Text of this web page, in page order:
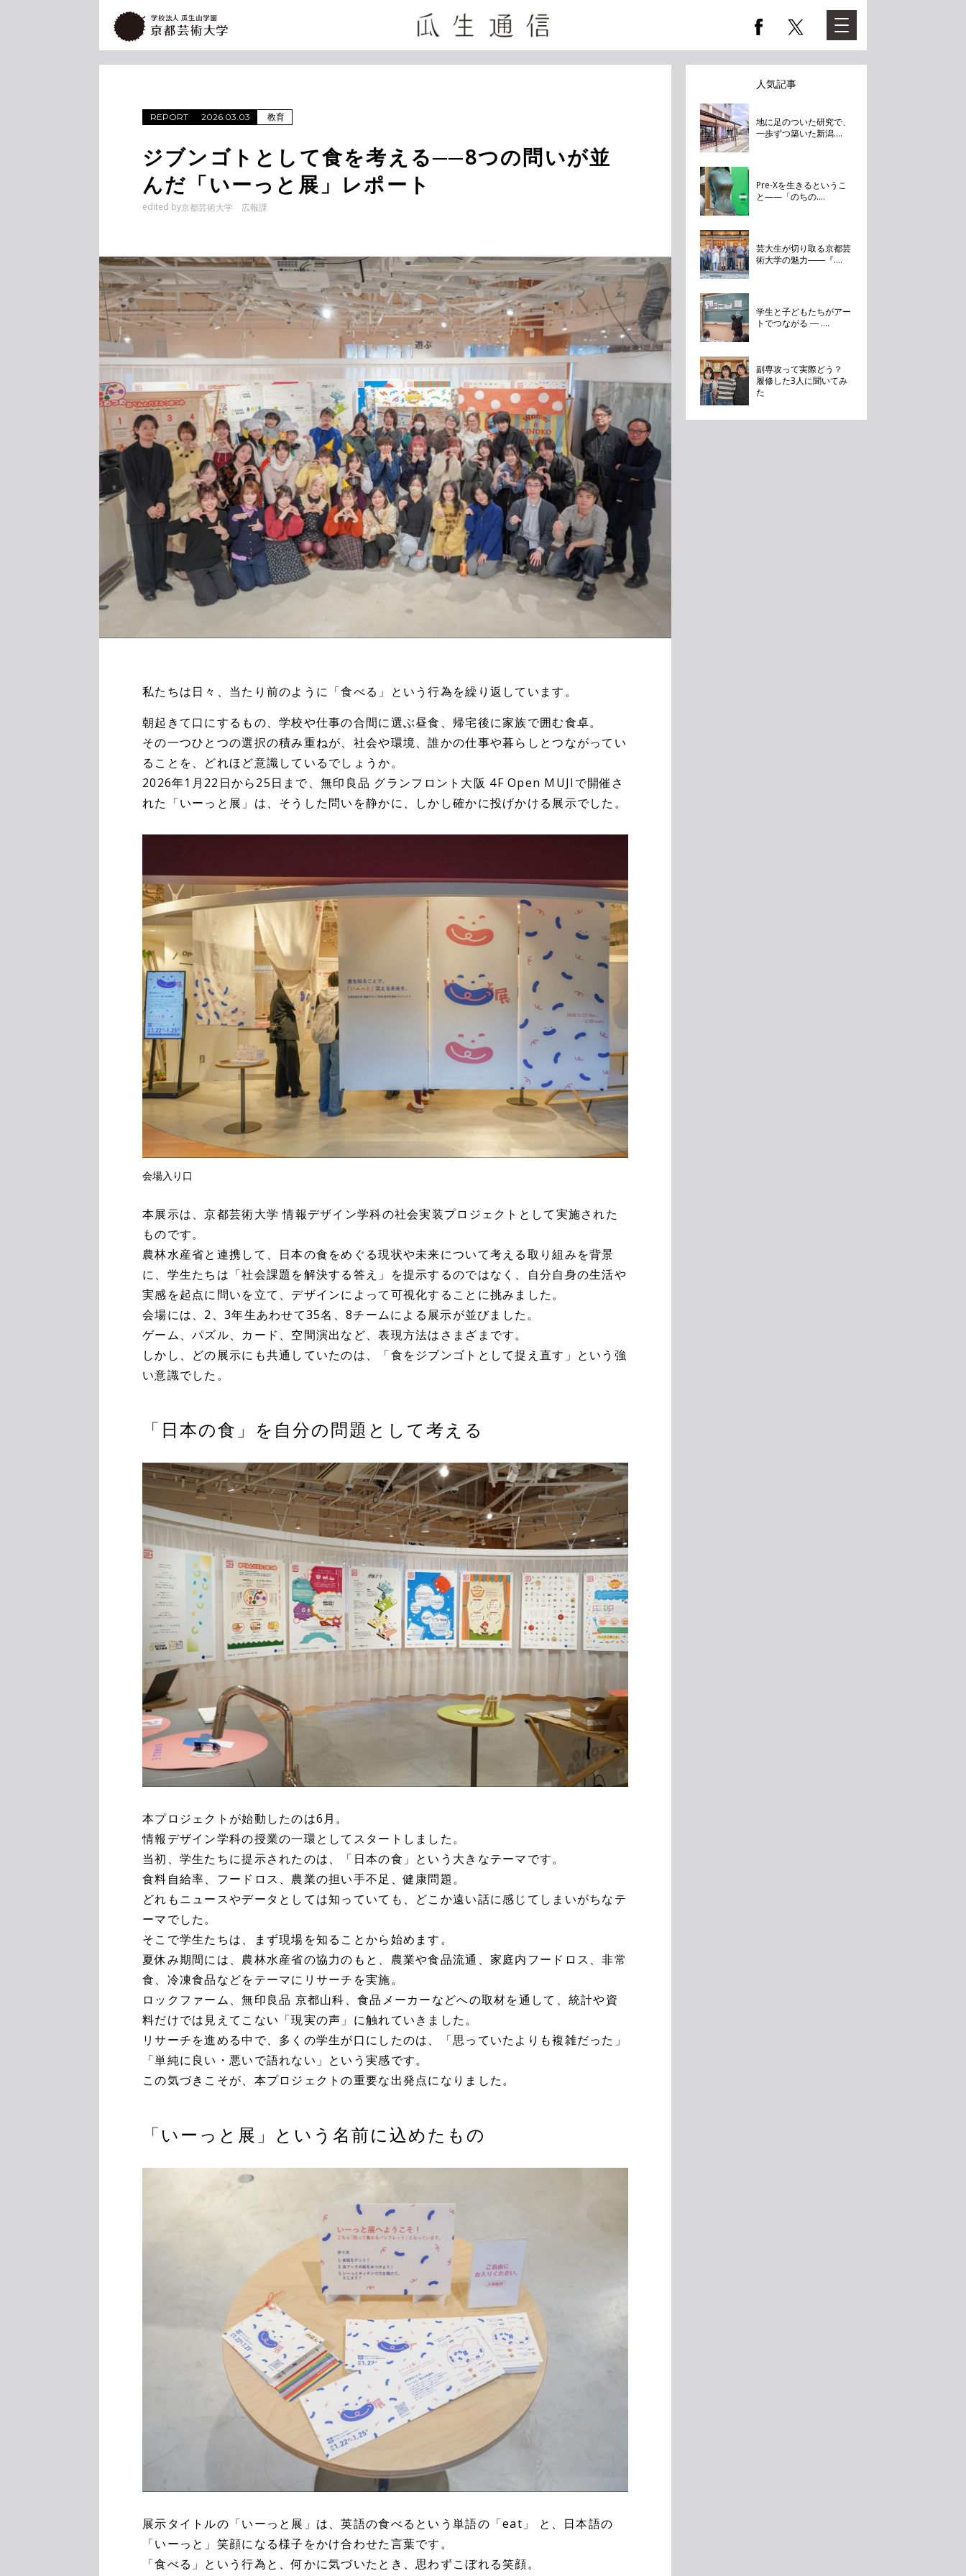
REPORT 2026.03.03 教育
ジブンゴトとして食を考える──8つの問いが並
んだ「いーっと展」レポート
edited by京都芸術大学 広報課
私たちは日々、当たり前のように「食べる」という行為を繰り返しています。
朝起きて口にするもの、学校や仕事の合間に選ぶ昼食、帰宅後に家族で囲む食卓。
その一つひとつの選択の積み重ねが、社会や環境、誰かの仕事や暮らしとつながってい
ることを、どれほど意識しているでしょうか。
2026年1月22日から25日まで、無印良品 グランフロント大阪 4F Open MUJIで開催さ
れた「いーっと展」は、そうした問いを静かに、しかし確かに投げかける展示でした。
会場入り口
本展示は、京都芸術大学 情報デザイン学科の社会実装プロジェクトとして実施された
ものです。
農林水産省と連携して、日本の食をめぐる現状や未来について考える取り組みを背景
に、学生たちは「社会課題を解決する答え」を提示するのではなく、自分自身の生活や
実感を起点に問いを立て、デザインによって可視化することに挑みました。
会場には、2、3年生あわせて35名、8チームによる展示が並びました。
ゲーム、パズル、カード、空間演出など、表現方法はさまざまです。
しかし、どの展示にも共通していたのは、「食をジブンゴトとして捉え直す」という強
い意識でした。
「日本の食」を自分の問題として考える
本プロジェクトが始動したのは6月。
情報デザイン学科の授業の一環としてスタートしました。
当初、学生たちに提示されたのは、「日本の食」という大きなテーマです。
食料自給率、フードロス、農業の担い手不足、健康問題。
どれもニュースやデータとしては知っていても、どこか遠い話に感じてしまいがちなテ
ーマでした。
そこで学生たちは、まず現場を知ることから始めます。
夏休み期間には、農林水産省の協力のもと、農業や食品流通、家庭内フードロス、非常
食、冷凍食品などをテーマにリサーチを実施。
ロックファーム、無印良品 京都山科、食品メーカーなどへの取材を通して、統計や資
料だけでは見えてこない「現実の声」に触れていきました。
リサーチを進める中で、多くの学生が口にしたのは、「思っていたよりも複雑だった」
「単純に良い・悪いで語れない」という実感です。
この気づきこそが、本プロジェクトの重要な出発点になりました。
「いーっと展」という名前に込めたもの
展示タイトルの「いーっと展」は、英語の食べるという単語の「eat」 と、日本語の
「いーっと」笑顔になる様子をかけ合わせた言葉です。
「食べる」という行為と、何かに気づいたとき、思わずこぼれる笑顔。
人気記事
地に足のついた研究で、
一歩ずつ築いた新潟....
Pre-Xを生きるというこ
と——「のちの....
芸大生が切り取る京都芸
術大学の魅力――『....
学生と子どもたちがアー
トでつながる ― ....
副専攻って実際どう？
履修した3人に聞いてみ
た